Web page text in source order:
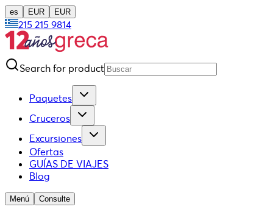
es EUR EUR
215 215 9814
Search for product
Paquetes
Cruceros
Excursiones
Ofertas
GUÍAS DE VIAJES
Blog
Menú Consulte